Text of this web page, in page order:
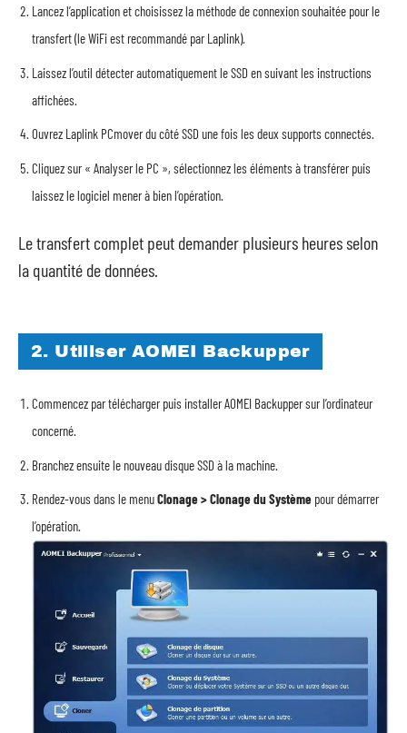
Lancez l’application et choisissez la méthode de connexion souhaitée pour le
transfert (le WiFi est recommandé par Laplink).
Laissez l’outil détecter automatiquement le SSD en suivant les instructions
affichées.
Ouvrez Laplink PCmover du côté SSD une fois les deux supports connectés.
Cliquez sur « Analyser le PC », sélectionnez les éléments à transférer puis
laissez le logiciel mener à bien l’opération.
Le transfert complet peut demander plusieurs heures selon
la quantité de données.
2. Utiliser AOMEI Backupper
Commencez par télécharger puis installer AOMEI Backupper sur l’ordinateur
concerné.
Branchez ensuite le nouveau disque SSD à la machine.
Rendez-vous dans le menuClonage > Clonage du Système pour démarrer
l’opération.